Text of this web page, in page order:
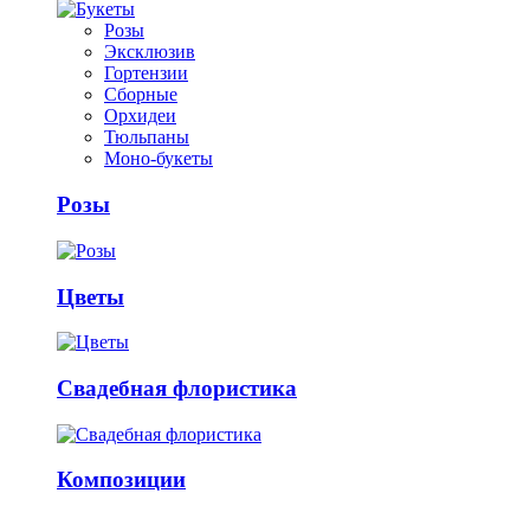
Розы
Эксклюзив
Гортензии
Сборные
Орхидеи
Тюльпаны
Моно-букеты
Розы
Цветы
Свадебная флористика
Композиции